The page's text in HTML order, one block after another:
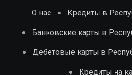
О нас Кредиты в
Банковские карты в
Дебетовые карты в
Кредиты на